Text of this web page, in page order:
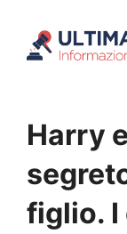
Harry
figlio. I